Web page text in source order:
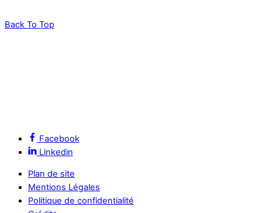
Back To Top
Facebook
Linkedin
Plan de site
Mentions Légales
Politique de confidentialité